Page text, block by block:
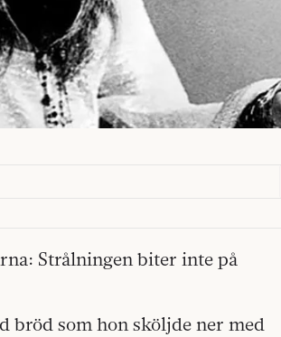
Strålningen biter inte på
bröd som hon sköljde ner med